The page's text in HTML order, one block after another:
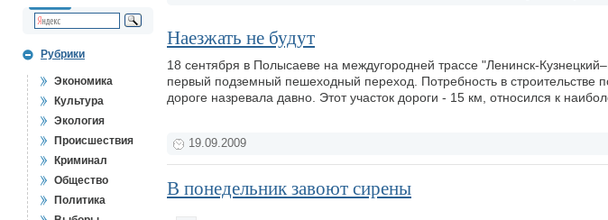
Рубрики
Экономика
Культура
Экология
Происшествия
Криминал
Общество
Политика
Наезжать не будут
18 сентября в Полысаеве на междугородней трассе "Ленинск-
первый подземный пешеходный переход. Потребность в строительстве
дороге назревала давно. Этот участок дороги - 15 км, относился к
19.09.2009
В понедельник завоют сирены